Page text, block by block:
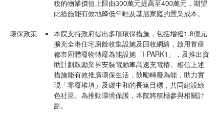
稅的物業價值上限由300萬元提高至400萬元，期望
此措施能有效地降低年輕及基層家庭的置業成本。
環保政策
本院支持政府提出多項環保措施，包括增撥1.8億元
擴充全港住宅廚餘收集設施及回收網絡，啟用首座
都市固體廢物轉廢為能設施「I·PARK1」，及推出資
助計劃鼓勵業界安裝電動車高速充電樁。相信上述
措施能有效推廣環保生活，鼓勵轉廢為能，助力實
現「零廢堆填」及碳中和的長遠目標，共同建設綠
色社區。為推動環境保護，本院將積極參與相關計
劃。